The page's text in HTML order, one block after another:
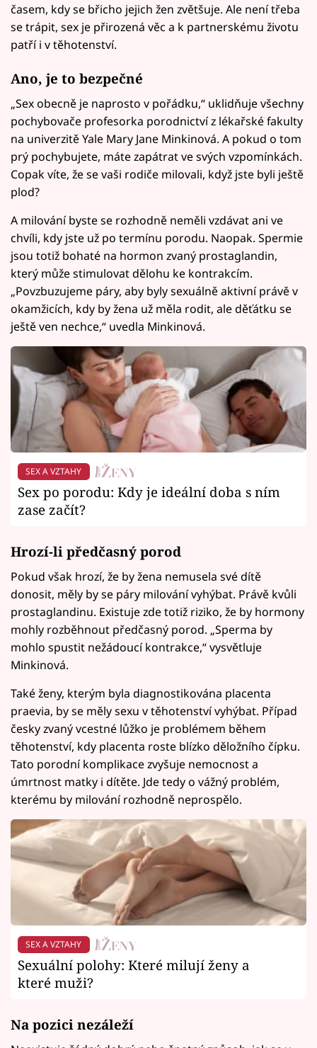
časem, kdy se břicho jejich žen zvětšuje. Ale není třeba
se trápit, sex je přirozená věc a k partnerskému životu
patří i v těhotenství.
Ano, je to bezpečné
„Sex obecně je naprosto v pořádku,“ uklidňuje všechny
pochybovače profesorka porodnictví z lékařské fakulty
na univerzitě Yale Mary Jane Minkinová. A pokud o tom
prý pochybujete, máte zapátrat ve svých vzpomínkách.
Copak víte, že se vaši rodiče milovali, když jste byli ještě
plod?
A milování byste se rozhodně neměli vzdávat ani ve
chvíli, kdy jste už po termínu porodu. Naopak. Spermie
jsou totiž bohaté na hormon zvaný prostaglandin,
který může stimulovat dělohu ke kontrakcím.
„Povzbuzujeme páry, aby byly sexuálně aktivní právě v
okamžicích, kdy by žena už měla rodit, ale děťátku se
ještě ven nechce,“ uvedla Minkinová.
SEX A VZTAHY
Sex po porodu: Kdy je ideální doba s ním
zase začít?
Hrozí-li předčasný porod
Pokud však hrozí, že by žena nemusela své dítě
donosit, měly by se páry milování vyhýbat. Právě kvůli
prostaglandinu. Existuje zde totiž riziko, že by hormony
mohly rozběhnout předčasný porod. „Sperma by
mohlo spustit nežádoucí kontrakce,“ vysvětluje
Minkinová.
Také ženy, kterým byla diagnostikována placenta
praevia, by se měly sexu v těhotenství vyhýbat. Případ
česky zvaný vcestné lůžko je problémem během
těhotenství, kdy placenta roste blízko děložního čípku.
Tato porodní komplikace zvyšuje nemocnost a
úmrtnost matky i dítěte. Jde tedy o vážný problém,
kterému by milování rozhodně neprospělo.
SEX A VZTAHY
Sexuální polohy: Které milují ženy a
které muži?
Na pozici nezáleží